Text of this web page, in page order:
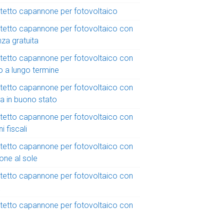
capannone per fotovoltaico
capannone per fotovoltaico con
gratuita
capannone per fotovoltaico con
a lungo termine
capannone per fotovoltaico con
in buono stato
capannone per fotovoltaico con
fiscali
capannone per fotovoltaico con
al sole
capannone per fotovoltaico con
capannone per fotovoltaico con